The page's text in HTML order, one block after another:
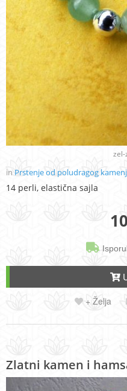
zel-
in Prstenje od poludragog
14 perli, elastična sajla
+ Želja
Zlatni kamen i